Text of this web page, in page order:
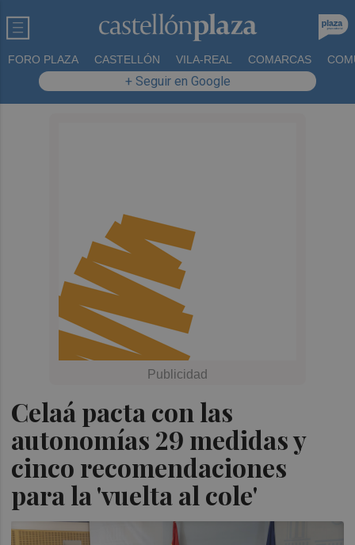
FORO PLAZA CASTELLÓN VILA-REAL COMARCAS
+ Seguir en Google
Celaá pacta con las
autonomías 29 medidas y
cinco recomendaciones
para la 'vuelta al cole'